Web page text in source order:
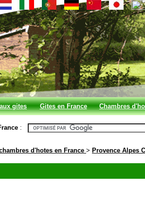
gites Gites en France Chambres
en France
:
d'hotes en France > Provence Alpes